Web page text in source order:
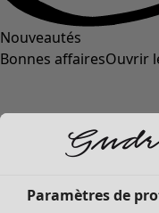
Nouveautés
Bonnes affairesOuvrir
Paramètres de